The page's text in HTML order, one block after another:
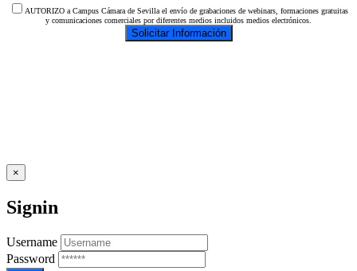
AUTORIZO a Campus Cámara de Sevilla el envío de grabaciones de webinars, formaciones gratuitas
y comunicaciones comerciales por diferentes medios incluidos medios electrónicos.
×
Signin
Username
Password